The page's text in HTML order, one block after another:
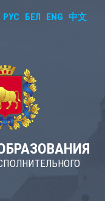
РУС БЕЛ ENG 中文